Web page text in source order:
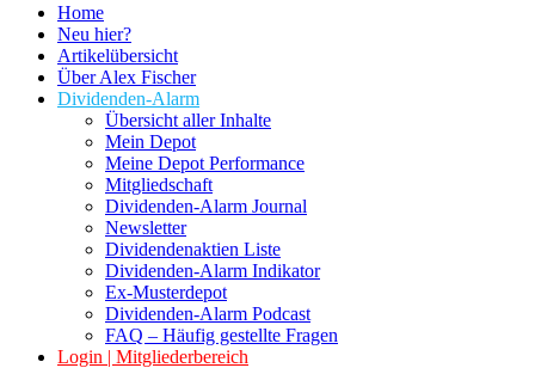
Home
Neu hier?
Artikelübersicht
Über Alex Fischer
Dividenden-Alarm
Übersicht aller Inhalte
Mein Depot
Meine Depot Performance
Mitgliedschaft
Dividenden-Alarm Journal
Newsletter
Dividendenaktien Liste
Dividenden-Alarm Indikator
Ex-Musterdepot
Dividenden-Alarm Podcast
FAQ – Häufig gestellte Fragen
Login | Mitgliederbereich